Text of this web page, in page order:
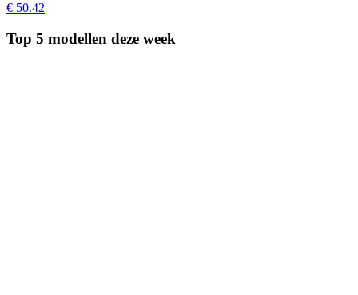
€ 50.42
Top 5 modellen deze week